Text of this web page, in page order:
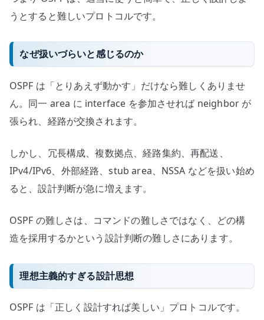
うとすると難しいプロトコルです。
なぜ扱いづらいと感じるのか
OSPF は「とりあえず動かす」だけなら難しくありませ
ん。同一 area に interface を参加させれば neighbor が
張られ、経路が交換されます。
しかし、冗長構成、複数拠点、経路集約、再配送、
IPv4/IPv6、外部経路、stub area、NSSA などを扱い始め
ると、設計判断が急に増えます。
OSPF の難しさは、コマンドの難しさではなく、どの構
造を採用するかという設計判断の難しさにあります。
理想主義的すぎる設計思想
OSPF は「正しく設計すれば美しい」プロトコルです。